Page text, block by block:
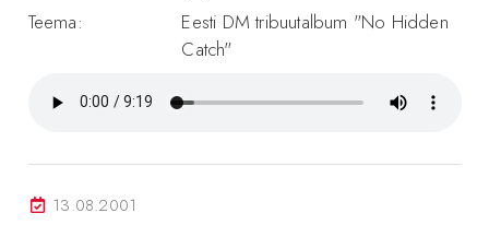
Teema:
Eesti DM tribuutalbum "No Hidden
Catch"
13.08.2001